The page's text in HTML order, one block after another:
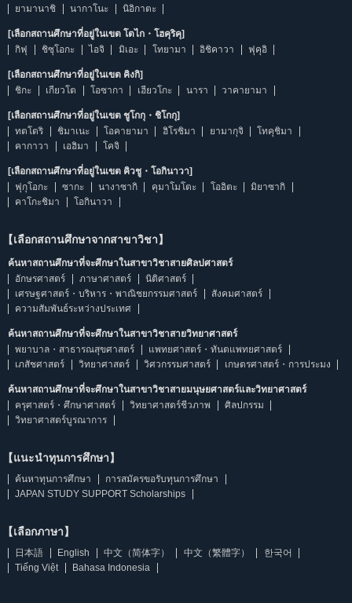
ยามานาชิ
นากาโนะ นิอิกาตะ
[เลือกสถานศึกษาที่อยู่ในเขต โตไก・โฮคุริคุ]
กิฟุ
ชิซุโอกะ ไอจิ มิเอะ โทยามา อิชิคาวา ฟุคุอิ
[เลือกสถานศึกษาที่อยู่ในเขต คิงกิ]
ชิกะ
เกียวโต โอซากา เฮียวโกะ นารา วาคายามา
[เลือกสถานศึกษาที่อยู่ในเขต ชูโกกุ・ชิโกกุ]
ทตโตริ
ชิมาเนะ โอคายามา ฮิโรชิมา ยามากุจิ
โทคุชิมา
คากาวา
เอฮิมา โคจิ
[เลือกสถานศึกษาที่อยู่ในเขต คิวชู・โอกินาวา]
ฟุกุโอกะ
ซากะ นางาซากิ คุมาโมโตะ โออิตะ
มิยาซากิ
คาโกะชิมา
โอกินาวา
【เลือกสถานศึกษาจากสาขาวิชา】
ค้นหาสถานศึกษาที่จะศึกษาในสาขาวิชาสายศิลปศาสตร์
อักษรศาสตร์
ภาษาศาสตร์
นิติศาสตร์
เศรษฐศาสตร์・บริหาร・พาณิชยกรรมศาสตร์
สังคมศาสตร์
ความสัมพันธ์ระหว่างประเทศ
ค้นหาสถานศึกษาที่จะศึกษาในสาขาวิชาสายวิทยาศาสตร์
พยาบาล・สาธารณสุขศาสตร์
แพทยศาสตร์・ทันตแพทยศาสตร์
เภสัชศาสตร์
วิทยาศาสตร์ วิศวกรรมศาสตร์ เกษตรศาสตร์・การประมง
ค้นหาสถานศึกษาที่จะศึกษาในสาขาวิชาสายมนุษยศาสตร์และวิทยาศาสตร์
ครุศาสตร์・ศึกษาศาสตร์
วิทยาศาสตร์ชีวภาพ
ศิลปกรรม
วิทยาศาสตร์บูรณาการ
【แนะนำทุนการศึกษา】
ค้นหาทุนการศึกษา
การสมัครขอรับทุนการศึกษา
JAPAN STUDY SUPPORT Scholarships
【เลือกภาษา】
日本語 English 中文（简体字） 中文（繁體字）
한국어
Tiếng Việt
Bahasa Indonesia